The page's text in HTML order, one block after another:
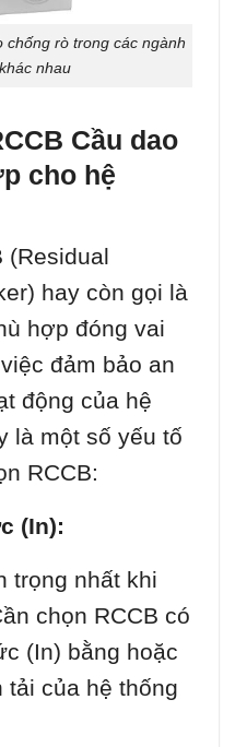
chống rò trong các ngành
nhau
Cầu dao
cho hệ
(Residual
hay còn gọi là
hợp đóng vai
đảm bảo an
động của hệ
là một số yếu tố
RCCB:
(In):
trọng nhất khi
chọn RCCB có
(In) bằng hoặc
của hệ thống